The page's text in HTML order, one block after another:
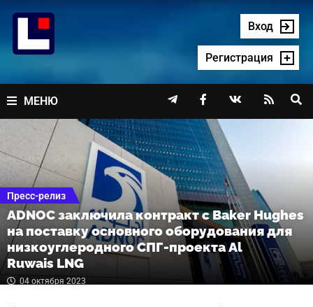
содержимому
Вход
Регистрация
МЕНЮ    
Пресс-релиз
ADNOC заключила контракт с Baker Hughes
на поставку основного оборудования для
низкоуглеродного СПГ-проекта Al
Ruwais LNG
04 октября 2023